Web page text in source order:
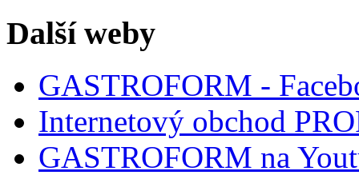
Další weby
GASTROFORM -
Internetový obchod
GASTROFORM na